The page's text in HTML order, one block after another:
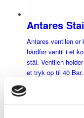
Antares
Antares ventilen
hårdfør ventil i et
stål. Ventilen
et tryk op til 40